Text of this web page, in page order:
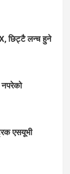
छिट्टै लन्च हुने
नपरेको
एसयूभी